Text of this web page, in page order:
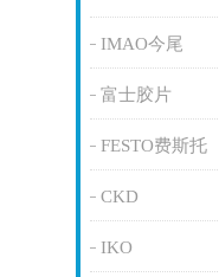
IMAO今尾
富士胶片
FESTO费斯托
CKD
IKO